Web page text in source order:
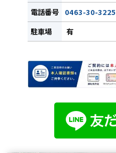
電話番号
0463-30-3225
駐車場
有